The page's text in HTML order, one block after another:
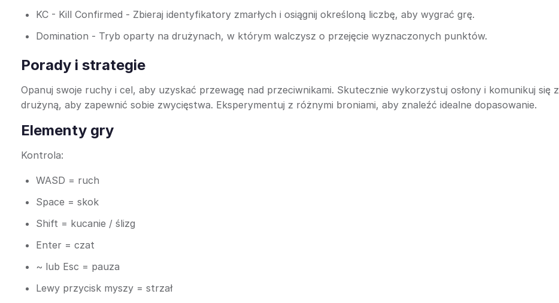
KC - Kill Confirmed - Zbieraj identyfikatory zmarłych i osiągnij określoną liczbę, aby wygrać grę.
Domination - Tryb oparty na drużynach, w którym walczysz o przejęcie wyznaczonych punktów.
Porady i strategie
Opanuj swoje ruchy i cel, aby uzyskać przewagę nad przeciwnikami. Skutecznie wykorzystuj osłony i komunikuj się z
drużyną, aby zapewnić sobie zwycięstwa. Eksperymentuj z różnymi broniami, aby znaleźć idealne dopasowanie.
Elementy gry
Kontrola:
WASD = ruch
Space = skok
Shift = kucanie / ślizg
Enter = czat
~ lub Esc = pauza
Lewy przycisk myszy = strzał